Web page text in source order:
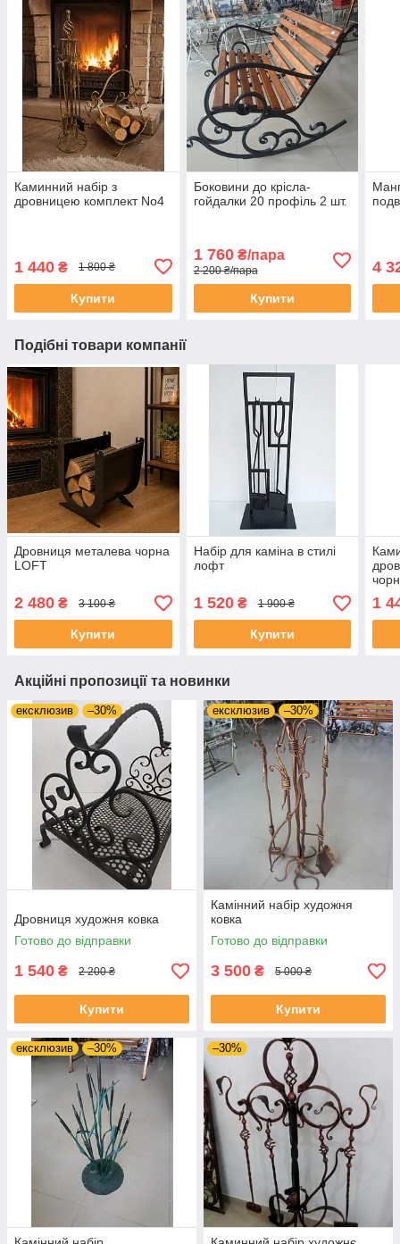
Каминний набір з
дровницею комплект No4
1 440 ₴ 1 800 ₴
Купити
Боковини до крісла-
гойдалки 20 профіль 2 шт.
1 760₴/пара
2 200 ₴/пара
Купити
4
Подібні товари компанії
Дровниця металева чорна
LOFT
2 480 ₴ 3 100 ₴
Купити
Набір для каміна в стилі
лофт
1 520₴ 1 900 ₴
Купити
1
Акційні пропозиції та новинки
ексклюзив –30%
Дровниця художня ковка
Готово до відправки
1 540 ₴ 2 200 ₴
Купити
ексклюзив –30%
Камінний набір художня
ковка
Готово до відправки
3 500 ₴ 5 000 ₴
Купити
ексклюзив –30% –30%